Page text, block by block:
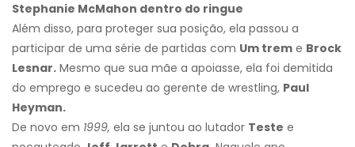
Stephanie McMahon dentro do ringue
Além disso, para proteger sua posição, ela passou a
participar de uma série de partidas com Um trem e Brock
Lesnar. Mesmo que sua mãe a apoiasse, ela foi demitida
do emprego e sucedeu ao gerente de wrestling, Paul
Heyman.
De novo em 1999, ela se juntou ao lutador Teste e